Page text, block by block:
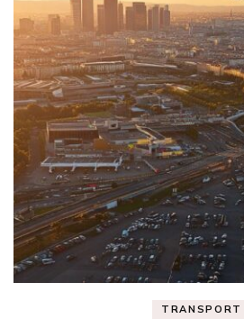
TRANSPORT